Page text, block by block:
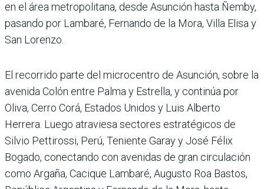
en el área metropolitana, desde Asunción hasta Ñemby,
pasando por Lambaré, Fernando de la Mora, Villa Elisa y
San Lorenzo.
El recorrido parte del microcentro de Asunción, sobre la
avenida Colón entre Palma y Estrella, y continúa por
Oliva, Cerro Corá, Estados Unidos y Luis Alberto
Herrera. Luego atraviesa sectores estratégicos de
Silvio Pettirossi, Perú, Teniente Garay y José Félix
Bogado, conectando con avenidas de gran circulación
como Argaña, Cacique Lambaré, Augusto Roa Bastos,